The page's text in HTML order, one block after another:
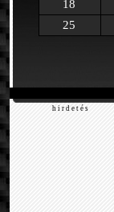
18
25
h i r d e t é s